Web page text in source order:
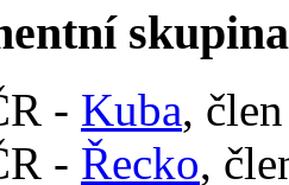
- Kuba,
- Řecko,